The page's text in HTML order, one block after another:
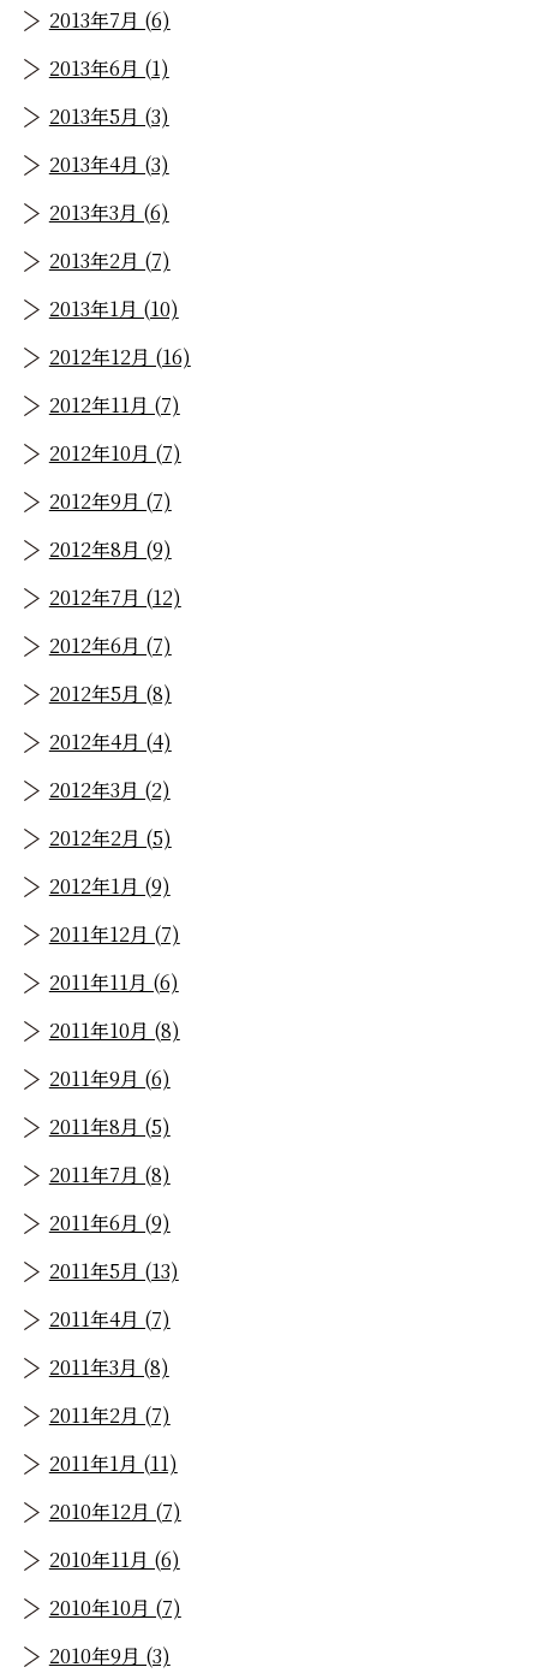
2013年7月 (6)
2013年6月 (1)
2013年5月 (3)
2013年4月 (3)
2013年3月 (6)
2013年2月 (7)
2013年1月 (10)
2012年12月 (16)
2012年11月 (7)
2012年10月 (7)
2012年9月 (7)
2012年8月 (9)
2012年7月 (12)
2012年6月 (7)
2012年5月 (8)
2012年4月 (4)
2012年3月 (2)
2012年2月 (5)
2012年1月 (9)
2011年12月 (7)
2011年11月 (6)
2011年10月 (8)
2011年9月 (6)
2011年8月 (5)
2011年7月 (8)
2011年6月 (9)
2011年5月 (13)
2011年4月 (7)
2011年3月 (8)
2011年2月 (7)
2011年1月 (11)
2010年12月 (7)
2010年11月 (6)
2010年10月 (7)
2010年9月 (3)